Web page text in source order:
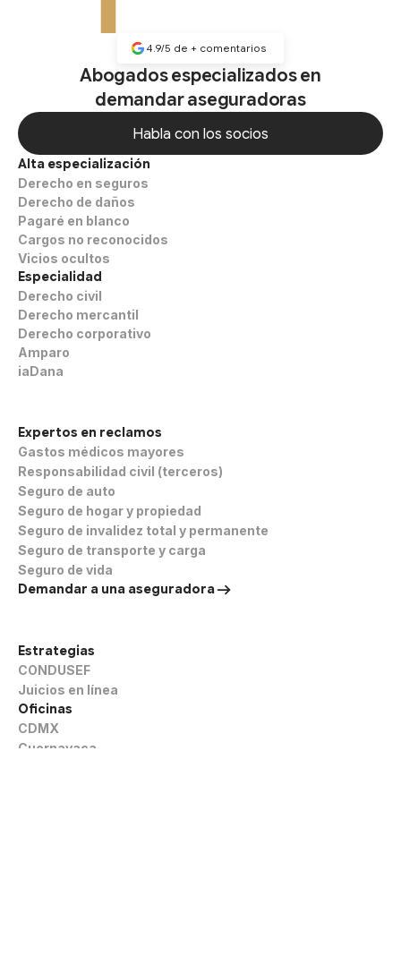
4.9/5 de + comentarios
Abogados especializados en
demandar aseguradoras
Habla con los socios
Habla con los socios
Alta especialización
Derecho en seguros
Derecho de daños
Pagaré en blanco
Cargos no reconocidos
Vicios ocultos
Especialidad
Derecho civil
Derecho mercantil
Derecho corporativo
Amparo
iaDana
Expertos en reclamos
Gastos médicos mayores
Responsabilidad civil (terceros)
Seguro de auto
Seguro de hogar y propiedad
Seguro de invalidez total y permanente
Seguro de transporte y carga
Seguro de vida
Demandar a una aseguradora
Estrategias
CONDUSEF
Juicios en línea
Oficinas
CDMX
Cuernavaca